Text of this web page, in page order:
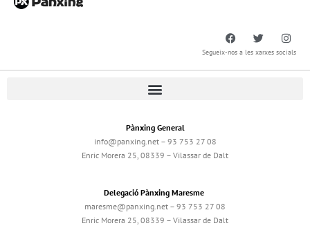
Segueix-nos a les xarxes socials
Pànxing General
info@panxing.net – 93 753 27 08
Enric Morera 25, 08339 – Vilassar de Dalt
Delegació Pànxing Maresme
maresme@panxing.net – 93 753 27 08
Enric Morera 25, 08339 – Vilassar de Dalt